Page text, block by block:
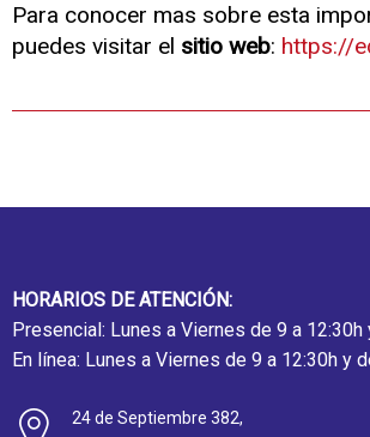
Para conocer mas sobre esta
puedes visitar el sitio web: https://
HORARIOS DE ATENCIÓN:
Presencial: Lunes a Viernes de 9 a 12:30h
En línea: Lunes a Viernes de 9 a 12:30h y
24 de Septiembre 382,